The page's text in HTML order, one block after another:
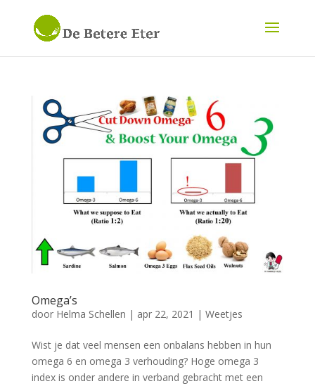
Omega’s
door Helma Schellen | apr 22, 2021 | Weetjes
Wist je dat veel mensen een onbalans hebben in hun
omega 6 en omega 3 verhouding? Hoge omega 3
index is onder andere in verband gebracht met een